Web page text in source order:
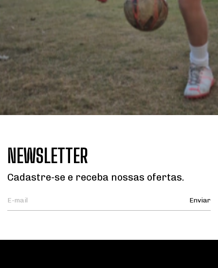
NEWSLETTER
Cadastre-se e receba nossas ofertas.